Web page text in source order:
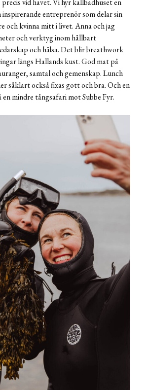
vid havet. Vi hyr kallbadhuset en
inspirerande entreprenör som delar sin
och kvinna mitt i livet. Anna och jag
och verktyg inom hållbart
och hälsa. Det blir breathwork
längs Hallands kust. God mat på
samtal och gemenskap. Lunch
såklart också fixas gott och bra. Och en
en mindre tångsafari mot Subbe Fyr.